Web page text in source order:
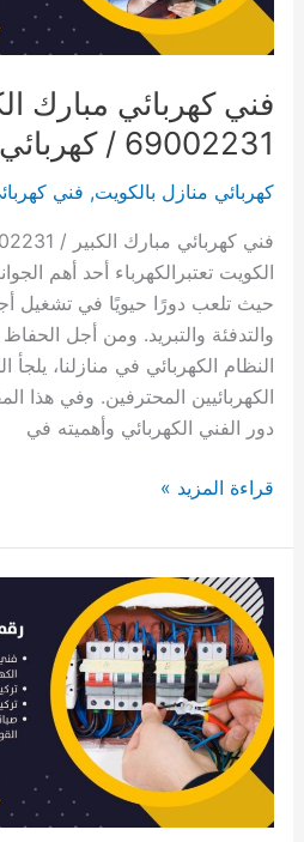
فني كهربائي مبارك
69002231 / كهربائي منازل الكويت
كهربائي منازل بالكويت, فني
الكويت تعتبرالكهرباء أحد أهم
حيث تلعب دورًا حيويًا في تشغيل
والتدفئة والتبريد. ومن أجل
النظام الكهربائي في منازلنا، يلجأ
الكهربائيين المحترفين. وفي
دور الفني الكهربائي وأهميته في
فني
مبارك
الكبير
69002231
كهربائي
منازل
الكويت
قراءة المزيد »